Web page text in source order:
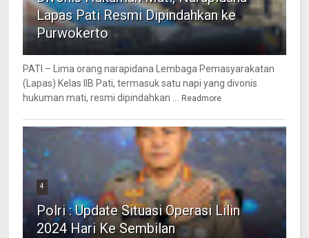
Lapas Pati Resmi Dipindahkan ke
Purwokerto
PATI – Lima orang narapidana Lembaga Pemasyarakatan
(Lapas) Kelas IIB Pati, termasuk satu napi yang divonis
hukuman mati, resmi dipindahkan ...
Readmore
4
Polri : Update Situasi Operasi Lilin
2024 Hari Ke Sembilan